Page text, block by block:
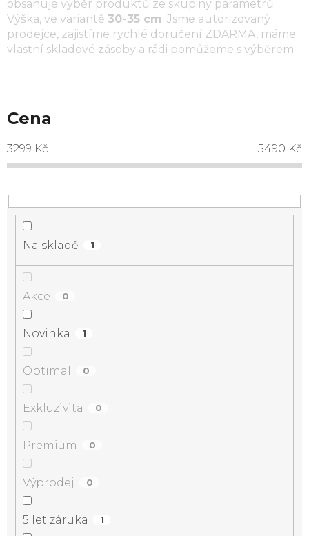
obsahuje výběr produktů ze skupiny parametrů
Výška, ve variantě 30-35 cm. Jsme autorizovaný
prodejce, zajistíme rychlé doručení ZDARMA, máme
vlastní skladové zásoby a rádi pomůžeme s výběrem.
Cena
3299 Kč 5490 Kč
Na skladě 1
Akce 0
Novinka 1
Optimal 0
Exkluzivita 0
Premium 0
Výprodej 0
5 let záruka 1